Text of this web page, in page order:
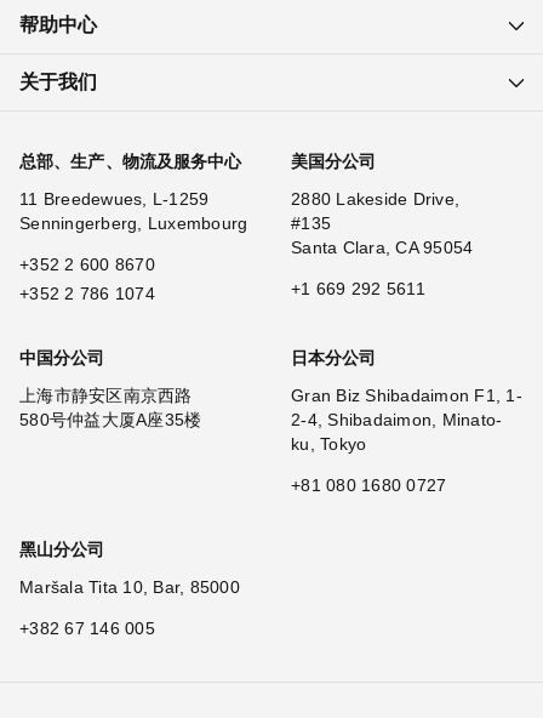
帮助中心
关于我们
总部、生产、物流及服务中心
11 Breedewues, L-1259
Senningerberg, Luxembourg
+352 2 600 8670
+352 2 786 1074
美国分公司
2880 Lakeside Drive,
#135
Santa Clara, CA 95054
+1 669 292 5611
中国分公司
上海市静安区南京西路
580号仲益大厦A座35楼
日本分公司
Gran Biz Shibadaimon F1, 1-
2-4, Shibadaimon, Minato-
ku, Tokyo
+81 080 1680 0727
黑山分公司
Maršala Tita 10, Bar, 85000
+382 67 146 005